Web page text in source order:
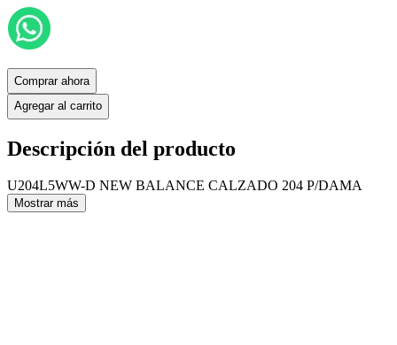
Comprar ahora
Agregar al carrito
Descripción del producto
U204L5WW-D NEW BALANCE CALZADO 204 P/DAMA
Mostrar más